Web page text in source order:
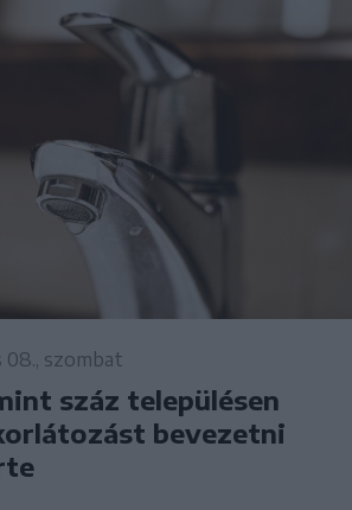
08., szombat
száz településen
bevezetni